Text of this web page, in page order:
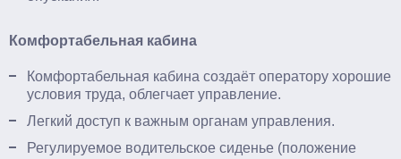
Комфортабельная кабина
Комфортабельная кабина создаёт оператору хорошие
условия труда, облегчает управление.
Легкий доступ к важным органам управления.
Регулируемое водительское сиденье (положение